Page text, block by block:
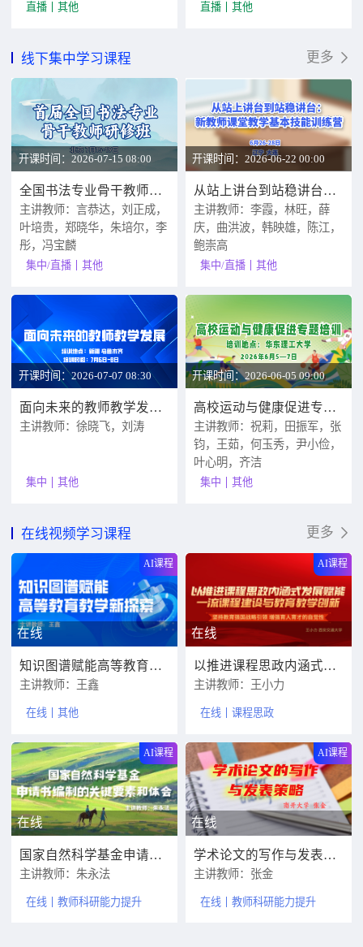
直播 其他 直播 其他
线下集中学习课程 更多
开课时间：2026-07-15 08:00
全国书法专业骨干教师研修班
主讲教师：言恭达，刘正成，
叶培贵，郑晓华，朱培尔，李
彤，冯宝麟
集中/直播 其他
开课时间：2026-06-22 00:00
从站上讲台到站稳讲台：新教师课堂教学基本技能训练营
主讲教师：李霞，林旺，薛
庆，曲洪波，韩映雄，陈江，
鲍崇高
集中/直播 其他
开课时间：2026-07-07 08:30
面向未来的教师教学发展专题研修
主讲教师：徐晓飞，刘涛
集中 其他
开课时间：2026-06-05 09:00
高校运动与健康促进专题培训
主讲教师：祝莉，田振军，张
钧，王茹，何玉秀，尹小俭，
叶心明，齐洁
集中 其他
在线视频学习课程 更多
AI课程
在线
知识图谱赋能高等教育教学新探索
主讲教师：王鑫
在线 其他
AI课程
在线
以推进课程思政内涵式发展赋能一流课程建设与教育教学创新
主讲教师：王小力
在线 课程思政
AI课程
在线
国家自然科学基金申请书编制的关键要素和体会
主讲教师：朱永法
在线 教师科研能力提升
AI课程
在线
学术论文的写作与发表策略
主讲教师：张金
在线 教师科研能力提升